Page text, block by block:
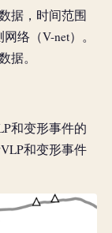
据，时间范围
络（V-net）。
据。
和变形事件的
和变形事件